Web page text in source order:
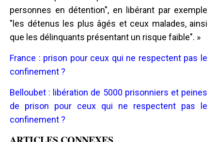
personnes en détention", en libérant par exemple
"les détenus les plus âgés et ceux malades, ainsi
que les délinquants présentant un risque faible". »
France : prison pour ceux qui ne respectent pas le
confinement ?
Belloubet : libération de 5000 prisonniers et peines
de prison pour ceux qui ne respectent pas le
confinement ?